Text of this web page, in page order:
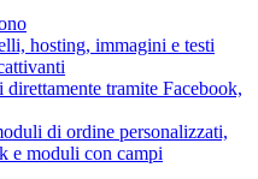
hosting, immagini e testi
tramite Facebook,
di ordine personalizzati,
e moduli con campi